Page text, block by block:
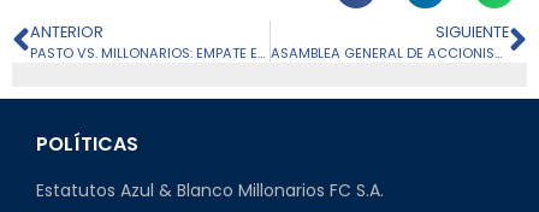
ANTERIOR
PASTO VS. MILLONARIOS: EMPATE EN EL DEBUT DE LAS ‘EMBAJADORAS’
SIGUIENTE
ASAMBLEA GENERAL DE ACCIONISTAS: TODO LA INFORMACIÓN AQUÍ
POLÍTICAS
Estatutos Azul & Blanco Millonarios FC S.A.